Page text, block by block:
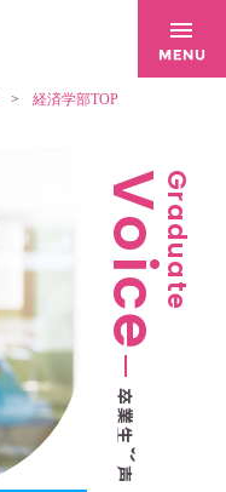
経済学部TOP
Graduate
Voice
卒
業
生
の
声